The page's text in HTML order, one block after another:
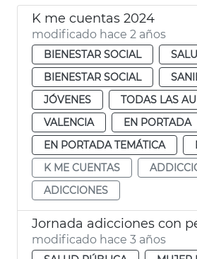
K me cuentas 2024
modificado hace 2 años
BIENESTAR SOCIAL
BIENESTAR SOCIAL
JÓVENES
TODAS LAS
VALENCIA
EN PORTADA
EN PORTADA TEMÁTICA
K ME CUENTAS
ADICCIONES
modificado hace 3 años